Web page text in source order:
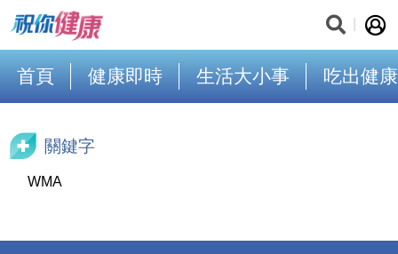
首頁 健康即時 生活大小事 吃出健康
關鍵字
WMA